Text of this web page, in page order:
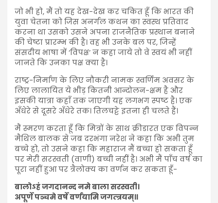
जो भी हो, मैं तो यह देख-देख कर चकित हूँ कि भारत की
युवा चेतना को जिस अनर्गल कथन का स्वस्थ प्रतिवाद
करना था उसको उसने अपना राजनैतिक प्रस्थान बनाने
की चेष्टा प्रारम्भ की है। वह भी उनके बल पर, जिन्हें
संसदीय भाषा में ‘विपक्ष’ न कहा जाये तो वे स्वयं भी नहीं
जानते कि उनका पक्ष क्या है।
राष्ट्र-निर्माण के लिए नौकरी नामक स्वर्णिम अवसर के
लिए लालायित ये भीड़ कितनी आन्दोलन-क्षम है और
इसकी यात्रा कहाँ तक जाएगी यह लगभग स्पष्ट है। एक
अँधेरे से दूसरे अँधेरे तक। तिलचट्टे इतना ही चलते हैं।
मैं स्मरण करता हूँ कि मित्रों के साथ क्रीडारत एक विपन्न
मैथिल बालक से जब दरभंगा नरेश ने कहा कि अभी तुम
बच्चे हो, तो उसने कहा कि महाराज मैं बच्चा हो सकता हूँ
पर मेरी सरस्वती (वाणी) बच्ची नहीं है। अभी मैं पाँच वर्ष का
पूरा नहीं हुआ पर त्रैलोक्य का वर्णन कर सकता हूँ-
बालोऽहं जगदानन्द नमे बाला सरस्वती।
अपूर्णे पञ्चमे वर्षे वर्णयामि जगत्त्रयम्॥